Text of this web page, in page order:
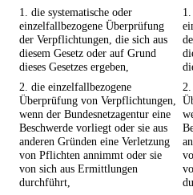
1. die systematische oder
einzelfallbezogene Überprüfung
der Verpflichtungen, die sich aus
diesem Gesetz oder auf Grund
dieses Gesetzes ergeben,
2. die einzelfallbezogene
Überprüfung von Verpflichtungen,
wenn der Bundesnetzagentur eine
Beschwerde vorliegt oder sie aus
anderen Gründen eine Verletzung
von Pflichten annimmt oder sie
von sich aus Ermittlungen
durchführt,